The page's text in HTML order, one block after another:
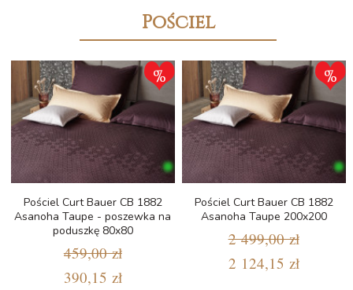
Pościel
Pościel Curt Bauer CB 1882
Asanoha Taupe - poszewka na
poduszkę 80x80
459,00 zł
390,15 zł
Pościel Curt Bauer CB 1882
Asanoha Taupe 200x200
2 499,00 zł
2 124,15 zł